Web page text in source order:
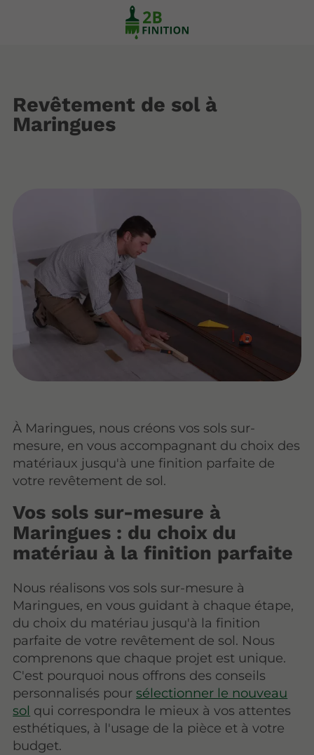
Revêtement de sol à
Maringues
À Maringues, nous créons vos sols sur-
mesure, en vous accompagnant du choix des
matériaux jusqu'à une finition parfaite de
votre revêtement de sol.
Vos sols sur-mesure à
Maringues : du choix du
matériau à la finition parfaite
Nous réalisons vos sols sur-mesure à
Maringues, en vous guidant à chaque étape,
du choix du matériau jusqu'à la finition
parfaite de votre revêtement de sol. Nous
comprenons que chaque projet est unique.
C'est pourquoi nous offrons des conseils
personnalisés poursélectionner le nouveau
sol qui correspondra le mieux à vos attentes
esthétiques, à l'usage de la pièce et à votre
budget.